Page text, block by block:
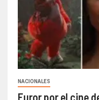
NACIONALES
Furor por el cine